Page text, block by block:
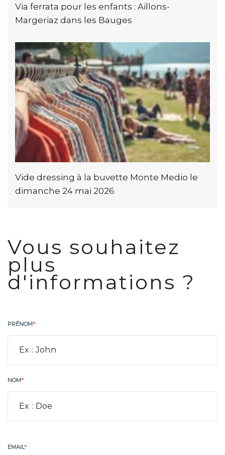
Via ferrata pour les enfants : Aillons-
Margeriaz dans les Bauges
Vide dressing à la buvette Monte Medio le
dimanche 24 mai 2026
Vous souhaitez
plus
d'informations ?
PRÉNOM*
NOM*
EMAIL*